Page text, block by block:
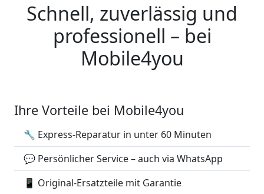
Schnell, zuverlässig und
professionell – bei
Mobile4you
Ihre Vorteile bei Mobile4you
🔧 Express-Reparatur in unter 60 Minuten
💬 Persönlicher Service – auch via WhatsApp
📱 Original-Ersatzteile mit Garantie